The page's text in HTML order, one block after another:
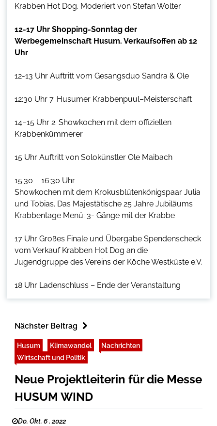
Krabben Hot Dog. Moderiert von Stefan Wolter
12-17 Uhr Shopping-Sonntag der
Werbegemeinschaft Husum. Verkaufsoffen ab 12
Uhr
12-13 Uhr Auftritt vom Gesangsduo Sandra & Ole
12:30 Uhr 7. Husumer Krabbenpuul–Meisterschaft
14–15 Uhr 2. Showkochen mit dem offiziellen
Krabbenkümmerer
15 Uhr Auftritt von Solokünstler Ole Maibach
15:30 – 16:30 Uhr
Showkochen mit dem Krokusblütenkönigspaar Julia
und Tobias. Das Majestätische 25 Jahre Jubiläums
Krabbentage Menü: 3- Gänge mit der Krabbe
17 Uhr Großes Finale und Übergabe Spendenscheck
vom Verkauf Krabben Hot Dog an die
Jugendgruppe des Vereins der Köche Westküste e.V.
18 Uhr Ladenschluss – Ende der Veranstaltung
Nächster Beitrag
Husum Klimawandel
Nachrichten
Wirtschaft und Politik
Neue Projektleiterin für die Messe
HUSUM WIND
Do. Okt. 6 , 2022